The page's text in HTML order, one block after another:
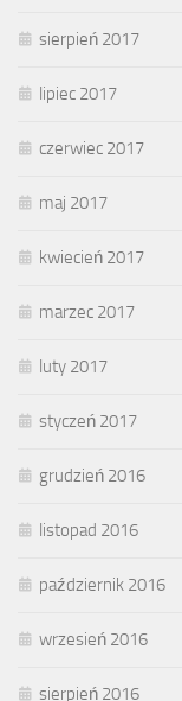
sierpień 2017
lipiec 2017
czerwiec 2017
maj 2017
kwiecień 2017
marzec 2017
luty 2017
styczeń 2017
grudzień 2016
listopad 2016
październik 2016
wrzesień 2016
sierpień 2016